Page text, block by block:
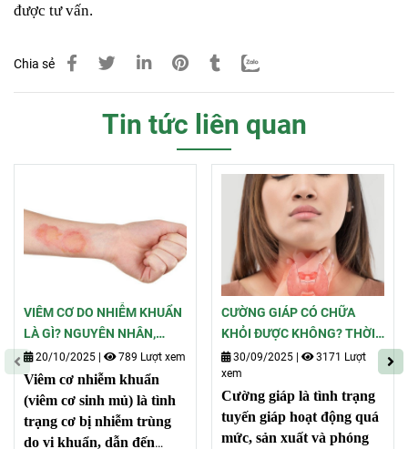
được tư vấn.
Chia sẻ
Tin tức liên quan
VIÊM CƠ DO NHIỄM KHUẨN
LÀ GÌ? NGUYÊN NHÂN,
TRIỆU CHỨNG VÀ CÁCH
ĐIỀU TRỊ HIỆU QUẢ
20/10/2025 | 789 Lượt xem
Viêm cơ nhiễm khuẩn
(viêm cơ sinh mủ) là tình
trạng cơ bị nhiễm trùng
do vi khuẩn, dẫn đến
CƯỜNG GIÁP CÓ CHỮA
KHỎI ĐƯỢC KHÔNG? THỜI
GIAN ĐIỀU TRỊ PHỤ THUỘC
VÀO GÌ?
30/09/2025 |
3171 Lượt
xem
Cường giáp là tình trạng
tuyến giáp hoạt động quá
mức, sản xuất và phóng